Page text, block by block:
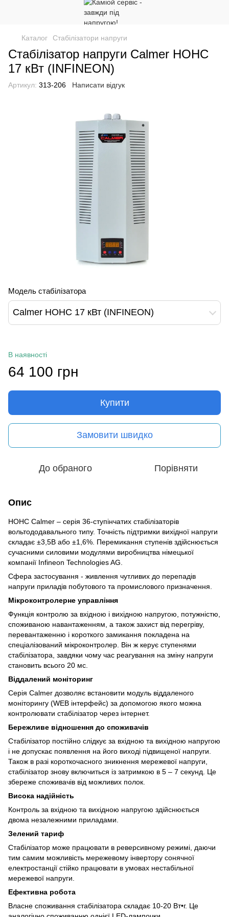
Каталог Стабілізатори напруги
Стабілізатор напруги Calmer НОНС
17 кВт (INFINEON)
Артикул: 313-206 Написати відгук
Модель стабілізатора
Calmer НОНС 17 кВт (INFINEON)
В наявності
64 100 грн
Купити
Замовити швидко
До обраного Порівняти
Опис
НОНС Calmer – серія 36-ступінчатих стабілізаторів
вольтододавального типу. Точність підтримки вихідної напруги
складає ±3,5В або ±1,6%. Перемикання ступенів здійснюється
сучасними силовими модулями виробництва німецької
компанії Infineon Technologies AG.
Сфера застосування - живлення чутливих до перепадів
напруги приладів побутового та промислового призначення.
Мікроконтролерне управління
Функція контролю за вхідною і вихідною напругою, потужністю,
споживаною навантаженням, а також захист від перегріву,
перевантаженню і короткого замикання покладена на
спеціалізований мікроконтролер. Він ж керує ступенями
стабілізатора, завдяки чому час реагування на зміну напруги
становить всього 20 мс.
Віддалений моніторинг
Серія Calmer дозволяє встановити модуль віддаленого
моніторингу (WEB інтерфейс) за допомогою якого можна
контролювати стабілізатор через інтернет.
Бережливе відношення до споживачів
Стабілізатор постійно слідкує за вхідною та вихідною напругою
і не допускає появлення на його виході підвищеної напруги.
Також в разі короткочасного зникнення мережевої напруги,
стабілізатор знову включиться із затримкою в 5 – 7 секунд. Це
збереже споживачів від можливих полок.
Висока надійність
Контроль за вхідною та вихідною напругою здійснюється
двома незалежними приладами.
Зелений тариф
Стабілізатор може працювати в реверсивному режимі, даючи
тим самим можливість мережевому інвертору сонячної
електростанції стійко працювати в умовах нестабільної
мережевої напруги.
Ефективна робота
Власне споживання стабілізатора складає 10-20 Вт•г. Це